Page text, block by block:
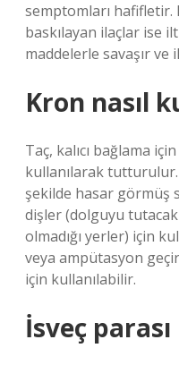
semptomları hafifletir.
baskılayan ilaçlar ise
maddelerle savaşır ve
Kron nasıl
Taç, kalıcı bağlama
kullanılarak
şekilde hasar görmüş
dişler (dolguyu
olmadığı yerler) için
veya ampütasyon
için kullanılabilir.
İsveç parası